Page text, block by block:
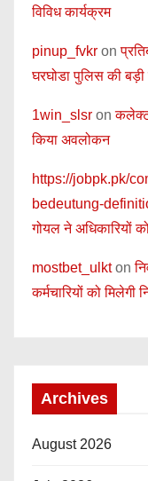
विविध कार्यक्रम
pinup_fvkr on
घरघोडा पुलिस की बड़ी
1win_slsr on
किया अवलोकन
https://jobpk.pk/
bedeutung-
गोयल ने अधिकारियों
mostbet_ulkton
कर्मचारियों को मिलेगी
Archives
August 2026